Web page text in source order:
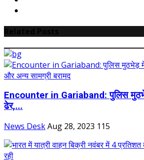
Encounter in Gariaband: पुलिस
ढेर,...
News DeskAug 28, 2023 115